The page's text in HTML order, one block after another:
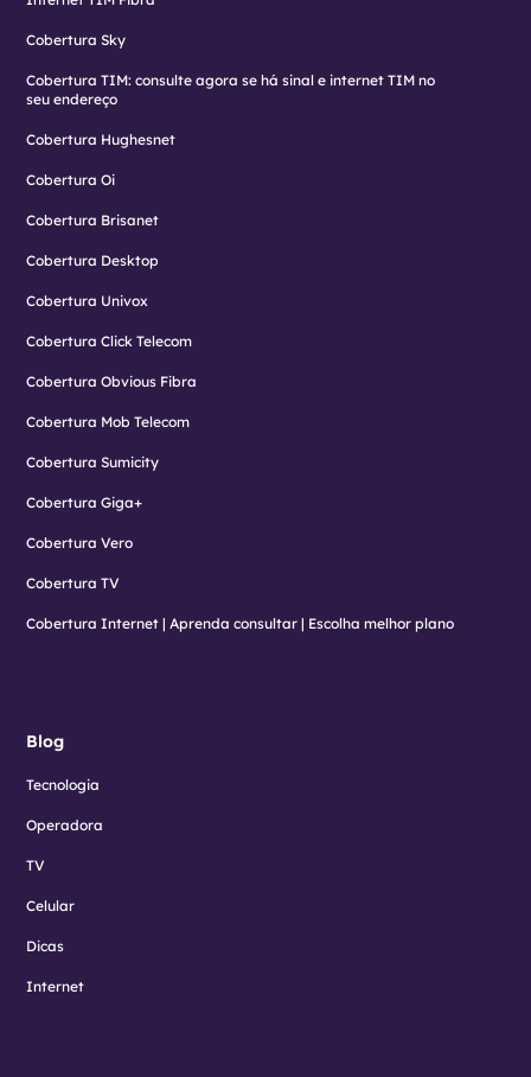
Cobertura Sky
Cobertura TIM: consulte agora se há sinal e internet TIM no
seu endereço
Cobertura Hughesnet
Cobertura Oi
Cobertura Brisanet
Cobertura Desktop
Cobertura Univox
Cobertura Click Telecom
Cobertura Obvious Fibra
Cobertura Mob Telecom
Cobertura Sumicity
Cobertura Giga+
Cobertura Vero
Cobertura TV
Cobertura Internet | Aprenda consultar | Escolha melhor plano
Blog
Tecnologia
Operadora
TV
Celular
Dicas
Internet